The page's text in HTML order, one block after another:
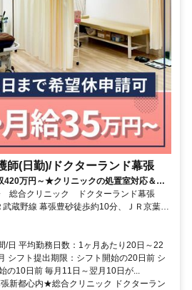
師(日勤)/ドクターランド幕張
420万円～★クリニックの処置室対応＆診
福利厚生も充実♪
総合クリニック ドクターランド幕張
蔵野線 幕張豊砂徒歩約10分、ＪＲ京葉線/
(中央口)徒歩約15分 「幕張豊砂駅」目の
/日 平均勤務日数：1ヶ月あたり20日～22
シフト提出期限：シフト開始の20日前 シ
の10日前 毎月11日～翌月10日が...
新都心内★総合クリニック ドクターラン